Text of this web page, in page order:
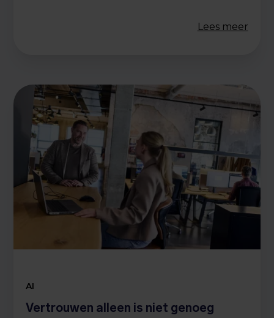
Lees meer
AI
Vertrouwen alleen is niet genoeg